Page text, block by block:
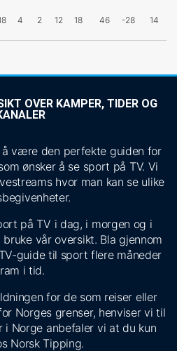
4 2 12 18 46 -28 14
OVER KAMPER, TIDER OG
å være den perfekte guiden for
ønsker å se sport på TV. Vi
hvor man kan se ulike
på TV i dag, i morgen og i
vår oversikt. Bla gjennom
guide til sport flere måneder
i tid.
for de som reiser eller
Norges grenser, henviser vi til
i Norge anbefaler vi at du kun
Norsk Tipping.